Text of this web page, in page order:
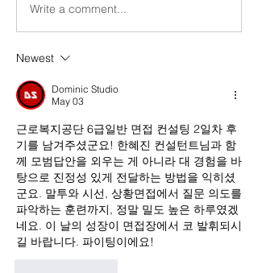
Write a comment...
Newest
Dominic Studio
May 03
근로복지공단 6급일반 면접 컨설팅 2일차 후
기를 남겨주셨군요! 한혜진 컨설턴트님과 함
께 모범답안을 외우는 게 아니라 대 경험을 바
탕으로 진정성 있게 전달하는 방법을 익히셨
군요. 말투와 시선, 상황면접에서 질문 의도를
파악하는 훈련까지, 정말 밀도 높은 하루였겠
네요. 이 날의 성장이 면접장에서 코 발휘되시
길 바랍니다. 파이팅이에요!